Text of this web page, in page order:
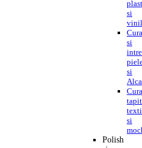
si
vinil
si
si
si
Polish